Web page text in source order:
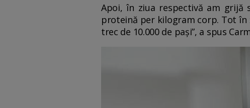
Apoi, în ziua respectivă am grijă
proteină per kilogram corp. Tot în
trec de 10.000 de pași”, a spus